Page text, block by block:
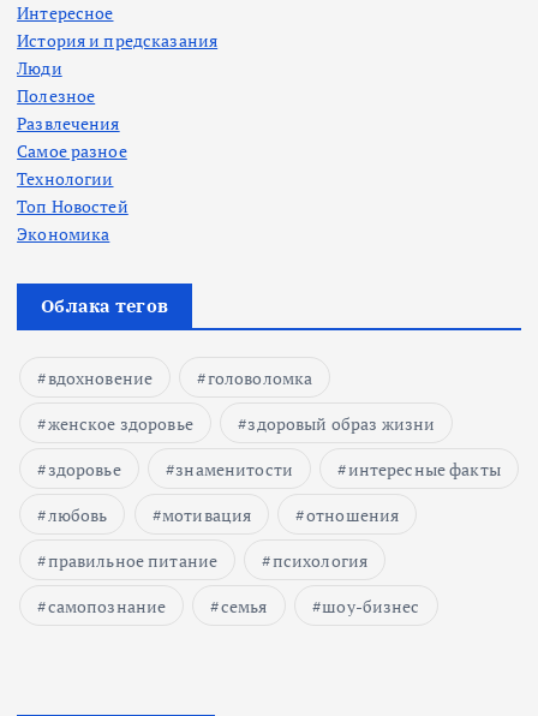
Интересное
История и предсказания
Люди
Полезное
Развлечения
Самое разное
Технологии
Топ Новостей
Экономика
Облака тегов
вдохновение
головоломка
женское здоровье
здоровый образ жизни
здоровье
знаменитости
интересные факты
любовь
мотивация
отношения
правильное питание
психология
самопознание
семья шоу-бизнес